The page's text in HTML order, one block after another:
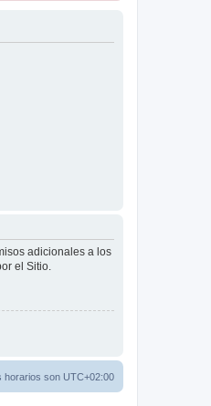
adicionales a los
el Sitio.
horarios son UTC+02:00